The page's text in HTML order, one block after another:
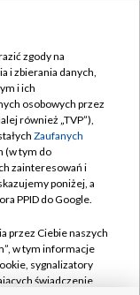
zgody na
i zbierania danych,
i ich
osobowych przez
również „TVP”),
Zaufanych
(w tym do
zainteresowań i
poniżej, a
PPID do Google.
przez Ciebie naszych
w tym informacje
sygnalizatory
świadczenie